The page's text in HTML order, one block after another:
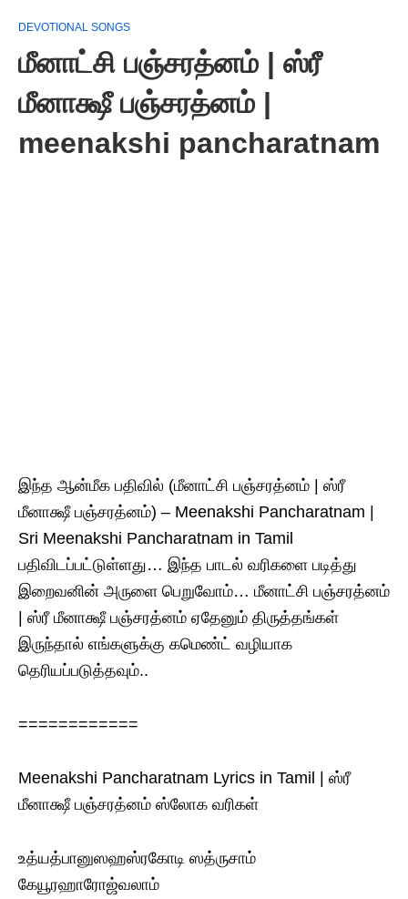
DEVOTIONAL SONGS
மீனாட்சி பஞ்சரத்னம் | ஸ்ரீ
மீனாக்ஷீ பஞ்சரத்னம் |
meenakshi pancharatnam
இந்த ஆன்மீக பதிவில் (மீனாட்சி பஞ்சரத்னம் | ஸ்ரீ
மீனாக்ஷீ பஞ்சரத்னம்) – Meenakshi Pancharatnam |
Sri Meenakshi Pancharatnam in Tamil
பதிவிடப்பட்டுள்ளது… இந்த பாடல் வரிகளை படித்து
இறைவனின் அருளை பெறுவோம்… மீனாட்சி பஞ்சரத்னம்
| ஸ்ரீ மீனாக்ஷீ பஞ்சரத்னம் ஏதேனும் திருத்தங்கள்
இருந்தால் எங்களுக்கு கமெண்ட் வழியாக
தெரியப்படுத்தவும்..
============
Meenakshi Pancharatnam Lyrics in Tamil | ஸ்ரீ
மீனாக்ஷீ பஞ்சரத்னம் ஸ்லோக‌ வரிகள்
உத்யத்பானுஸஹஸ்ரகோடி ஸத்ருசாம்
கேயூரஹாரோஜ்வலாம்